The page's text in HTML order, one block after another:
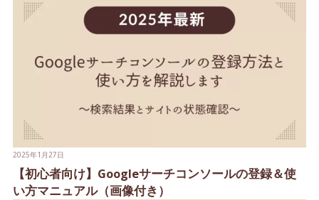
2025年1月27日
【初心者向け】Googleサーチコンソールの登録＆使
い方マニュアル（画像付き）